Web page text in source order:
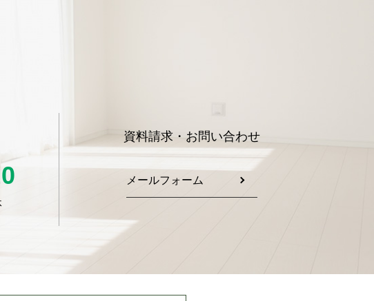
資料請求・お問い合わせ
メールフォーム